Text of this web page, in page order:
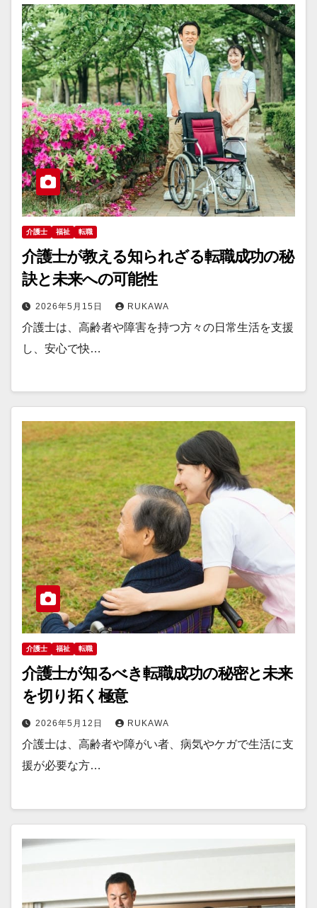
介護士 福祉 転職
介護士が教える知られざる転職成功の秘
訣と未来への可能性
2026年5月15日 RUKAWA
介護士は、高齢者や障害を持つ方々の日常生活を支援
し、安心で快…
介護士 福祉 転職
介護士が知るべき転職成功の秘密と未来
を切り拓く極意
2026年5月12日 RUKAWA
介護士は、高齢者や障がい者、病気やケガで生活に支
援が必要な方…